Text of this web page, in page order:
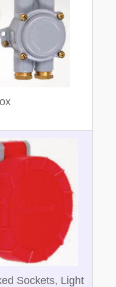
Sockets, Light